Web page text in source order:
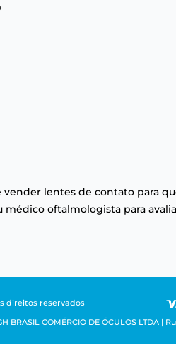
vender lentes de contato para
oftalmologista para
direitos reservados
BRASIL COMÉRCIO DE ÓCULOS LTDA |